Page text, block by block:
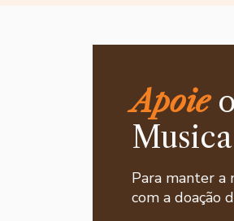
Apoie
Para manter a
com a doação